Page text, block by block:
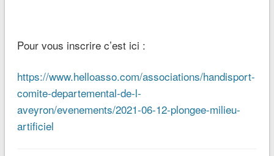
Pour vous inscrire c’est ici :
https://www.helloasso.com/associations/handisport-
comite-departemental-de-l-
aveyron/evenements/2021-06-12-plongee-milieu-
artificiel